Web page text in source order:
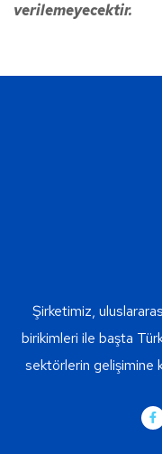
verilemeyecektir.
Şirketimiz,
birikimleri ile başta
sektörlerin gelişimine